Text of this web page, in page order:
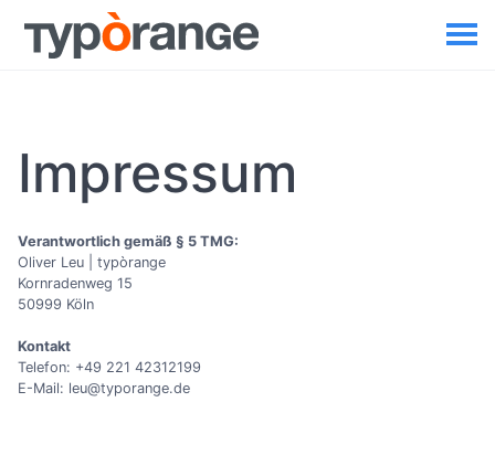
Impressum
Verantwortlich gemäß § 5 TMG:
Oliver Leu | typòrange
Kornradenweg 15
50999 Köln
Kontakt
Telefon: +49 221 42312199‬
E-Mail: leu@typorange.de